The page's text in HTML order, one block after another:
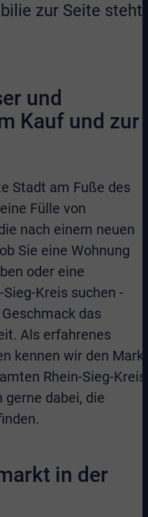
zur Seite steht.
und
Kauf und zur
Stadt am Fuße des
Fülle von
nach einem neuen
Sie eine Wohnung
oder eine
Kreis suchen -
das
Als erfahrenes
kennen wir den Markt
Rhein-Sieg-Kreis
gerne dabei, die
in der